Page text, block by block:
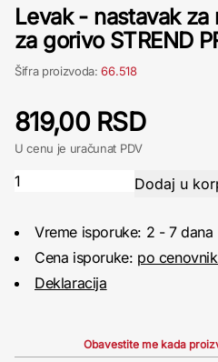
Levak - nastavak
za gorivo STREND
Šifra proizvoda:66.518
819,00 RSD
U cenu je uračunat PDV
Vreme isporuke: 2 - 7 dana
Cena isporuke: po
Deklaracija
Obavestite me kada